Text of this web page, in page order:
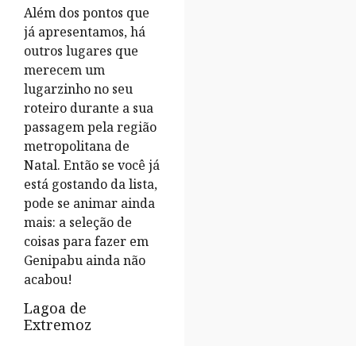
Além dos pontos que
já apresentamos, há
outros lugares que
merecem um
lugarzinho no seu
roteiro durante a sua
passagem pela região
metropolitana de
Natal. Então se você já
está gostando da lista,
pode se animar ainda
mais: a seleção de
coisas para fazer em
Genipabu ainda não
acabou!
Lagoa de
Extremoz